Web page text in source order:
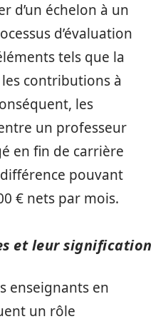
d’un échelon à un
d’évaluation
tels que la
contributions à
les
un professeur
en fin de carrière
pouvant
€ nets par mois.
et leur signification
enseignants en
un rôle